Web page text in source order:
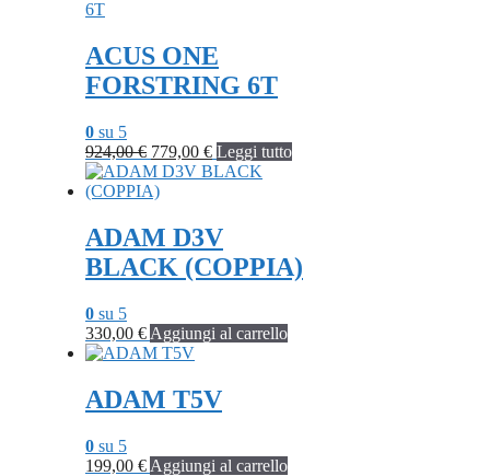
ACUS ONE
FORSTRING 6T
0 su 5
924,00€ Il
prezzo
originale
924,00 €.
779,00 €Il
prezzo
779,00 €.
Leggi tutto
ADAM D3V
BLACK (COPPIA)
0 su 5
330,00 € Aggiungi al carrello
ADAM T5V
0 su 5
199,00 € Aggiungi al carrello